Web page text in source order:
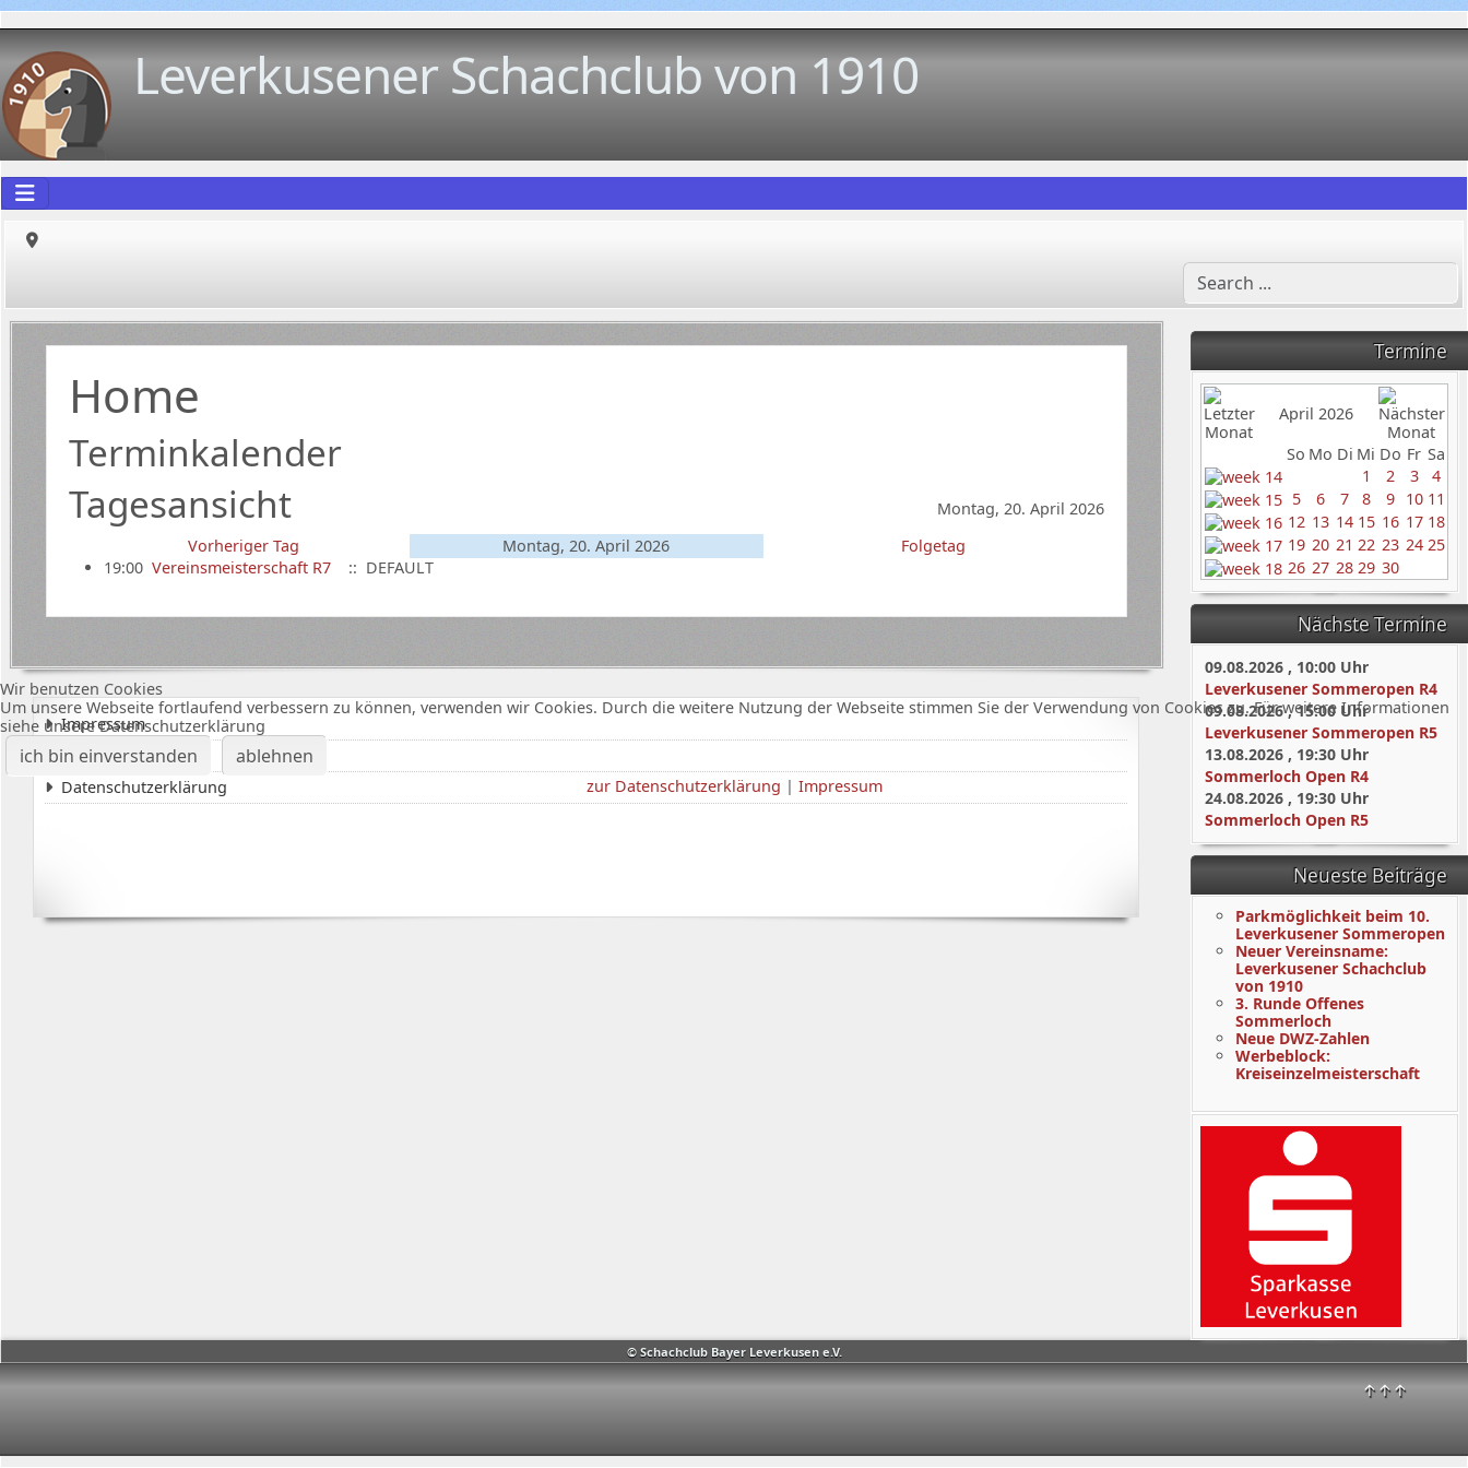
Leverkusener Schachclub von 1910
© Schachclub Bayer Leverkusen e.V.
↑↑↑
Termine
April 2026
So Mo Di Mi Do Fr Sa
1
2 3
4
5
6 7 8 9 10 11
12 13 14 15 16 17 18
19 20 21 22 23 24 25
26 27 28 29 30
Nächste Termine
09.08.2026, 10:00Uhr
Leverkusener Sommeropen R4
09.08.2026,15:00Uhr
Leverkusener Sommeropen R5
13.08.2026, 19:30Uhr
Sommerloch Open R4
24.08.2026, 19:30Uhr
Sommerloch Open R5
Neueste Beiträge
Parkmöglichkeit beim 10.
Leverkusener Sommeropen
Neuer Vereinsname:
Leverkusener Schachclub
von 1910
3. Runde Offenes
Sommerloch
Neue DWZ-Zahlen
Werbeblock:
Kreiseinzelmeisterschaft
Home
Terminkalender
Tagesansicht
Montag, 20. April 2026
Vorheriger Tag
Montag, 20. April 2026
Folgetag
19:00 Vereinsmeisterschaft R7 :: DEFAULT
Impressum
Karte Bürgerhalle
Datenschutzerklärung
Wir benutzen Cookies
Um unsere Webseite fortlaufend verbessern zu können, verwenden wir Cookies. Durch die weitere Nutzung der Webseite stimmen Sie der Verwendung von Cookies zu. Für weitere Informationen
siehe unsere Datenschutzerklärung
ich bin einverstanden ablehnen
zur Datenschutzerklärung | Impressum